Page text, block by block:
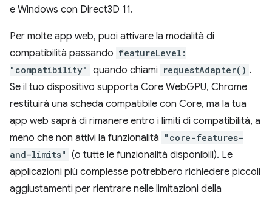
e Windows con Direct3D 11.
Per molte app web, puoi attivare la modalità di
compatibilità passando featureLevel:
"compatibility" quando chiami requestAdapter() .
Se il tuo dispositivo supporta Core WebGPU, Chrome
restituirà una scheda compatibile con Core, ma la tua
app web saprà di rimanere entro i limiti di compatibilità, a
meno che non attivi la funzionalità "core-features-
and-limits" (o tutte le funzionalità disponibili). Le
applicazioni più complesse potrebbero richiedere piccoli
aggiustamenti per rientrare nelle limitazioni della